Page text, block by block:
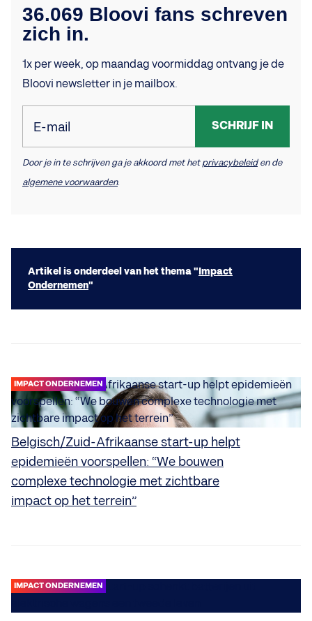
36.069 Bloovi fans schreven
zich in.
1x per week, op maandag voormiddag ontvang je de
Bloovi newsletter in je mailbox.
E-mail SCHRIJF IN
Door je in te schrijven ga je akkoord met hetprivacybeleiden de
algemene voorwaarden.
Artikel is onderdeel van het thema "Impact
Ondernemen"
IMPACT ONDERNEMEN
Belgisch/Zuid-Afrikaanse start-up helpt
epidemieën voorspellen: “We bouwen
complexe technologie met zichtbare
impact op het terrein”
IMPACT ONDERNEMEN